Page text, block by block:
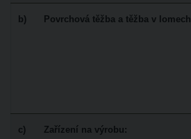
b) Povrchová těžba a těžba v lomech
c) Zařízení na výrobu: